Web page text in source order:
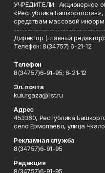
УЧРЕДИТЕЛИ: Акционерное
«Республика Башкортостан»,
средствам массовой
Директор (главный
Телефон: 8(34757) 6-21-12
Телефон
8(34757)6-91-95; 6-21-12
Эл. почта
kuiurgaza@list.ru
Адрес
453360, Республика
село Ермолаево, улица
Рекламная служба
8(34757)6-91-95
Редакция
8(34757)6-91-95